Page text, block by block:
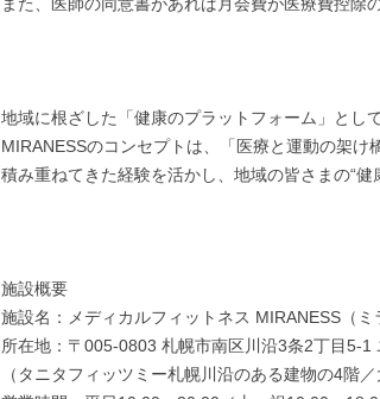
地域に根ざした「健康のプラットフォーム」として
MIRANESSのコンセプトは、「医療と運動の架
積み重ねてきた経験を活かし、地域の皆さまの“健
施設概要
施設名：メディカルフィットネス MIRANESS（ミ
所在地：〒005-0803 札幌市南区川沿3条2丁目5-
（タニタフィッツミー札幌川沿のある建物の4階